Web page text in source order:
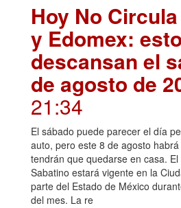
Hoy No
y Edomex:
descansan el
de agosto de
21:34
El sábado puede parecer el día
auto, pero este 8 de agosto
tendrán que quedarse en casa.
Sabatino estará vigente en la
parte del Estado de México
del mes. La re